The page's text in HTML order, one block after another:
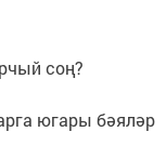
соң?
югары бәяләр